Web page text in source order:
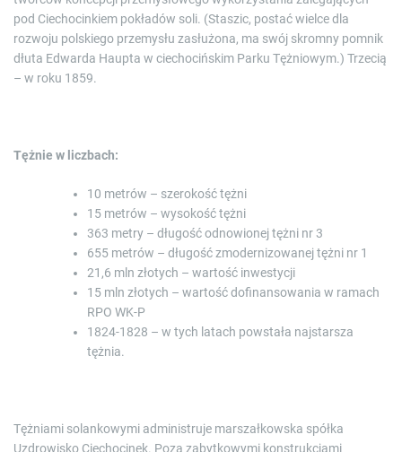
pod Ciechocinkiem pokładów soli. (Staszic, postać wielce dla
rozwoju polskiego przemysłu zasłużona, ma swój skromny pomnik
dłuta Edwarda Haupta w ciechocińskim Parku Tężniowym.) Trzecią
– w roku 1859.
Tężnie w liczbach:
10 metrów – szerokość tężni
15 metrów – wysokość tężni
363 metry – długość odnowionej tężni nr 3
655 metrów – długość zmodernizowanej tężni nr 1
21,6 mln złotych – wartość inwestycji
15 mln złotych – wartość dofinansowania w ramach
RPO WK-P
1824-1828 – w tych latach powstała najstarsza
tężnia.
Tężniami solankowymi administruje marszałkowska spółka
Uzdrowisko Ciechocinek. Poza zabytkowymi konstrukcjami